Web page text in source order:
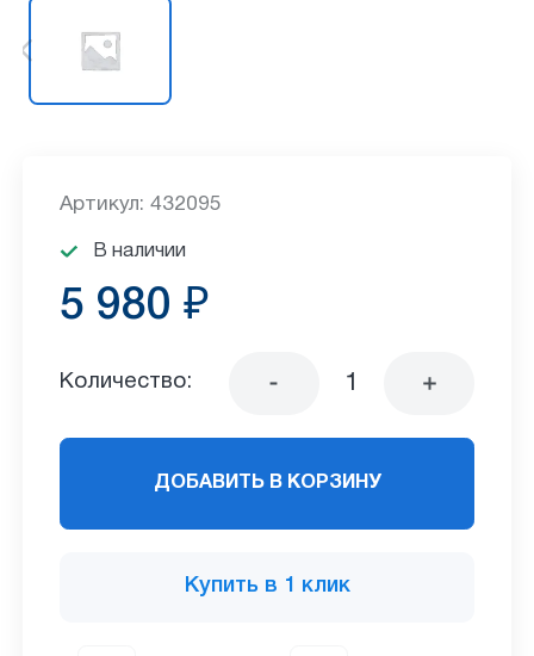
Артикул: 432095
В наличии
5 980 ₽
Количество:
ДОБАВИТЬ В КОРЗИНУ
Купить в 1 клик